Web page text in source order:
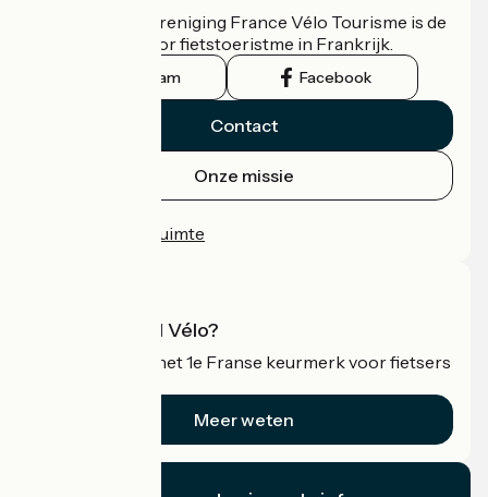
De nationale vereniging France Vélo Tourisme is de
officiële gids voor fietstoeristme in Frankrijk.
Instagram Facebook
Contact
Onze missie
Professionele ruimte
Wat is Accueil Vélo?
Accueil Vélo is het 1e Franse keurmerk voor fietsers
Meer weten